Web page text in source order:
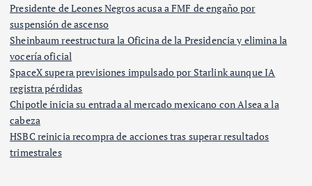
Presidente de Leones Negros acusa a FMF de engaño por
suspensión de ascenso
Sheinbaum reestructura la Oficina de la Presidencia y elimina la
vocería oficial
SpaceX supera previsiones impulsado por Starlink aunque IA
registra pérdidas
Chipotle inicia su entrada al mercado mexicano con Alsea a la
cabeza
HSBC reinicia recompra de acciones tras superar resultados
trimestrales